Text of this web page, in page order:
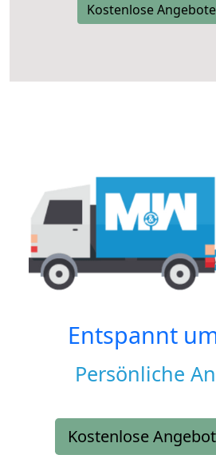
Kostenlose
Entspannt
Persönliche
Kostenlose